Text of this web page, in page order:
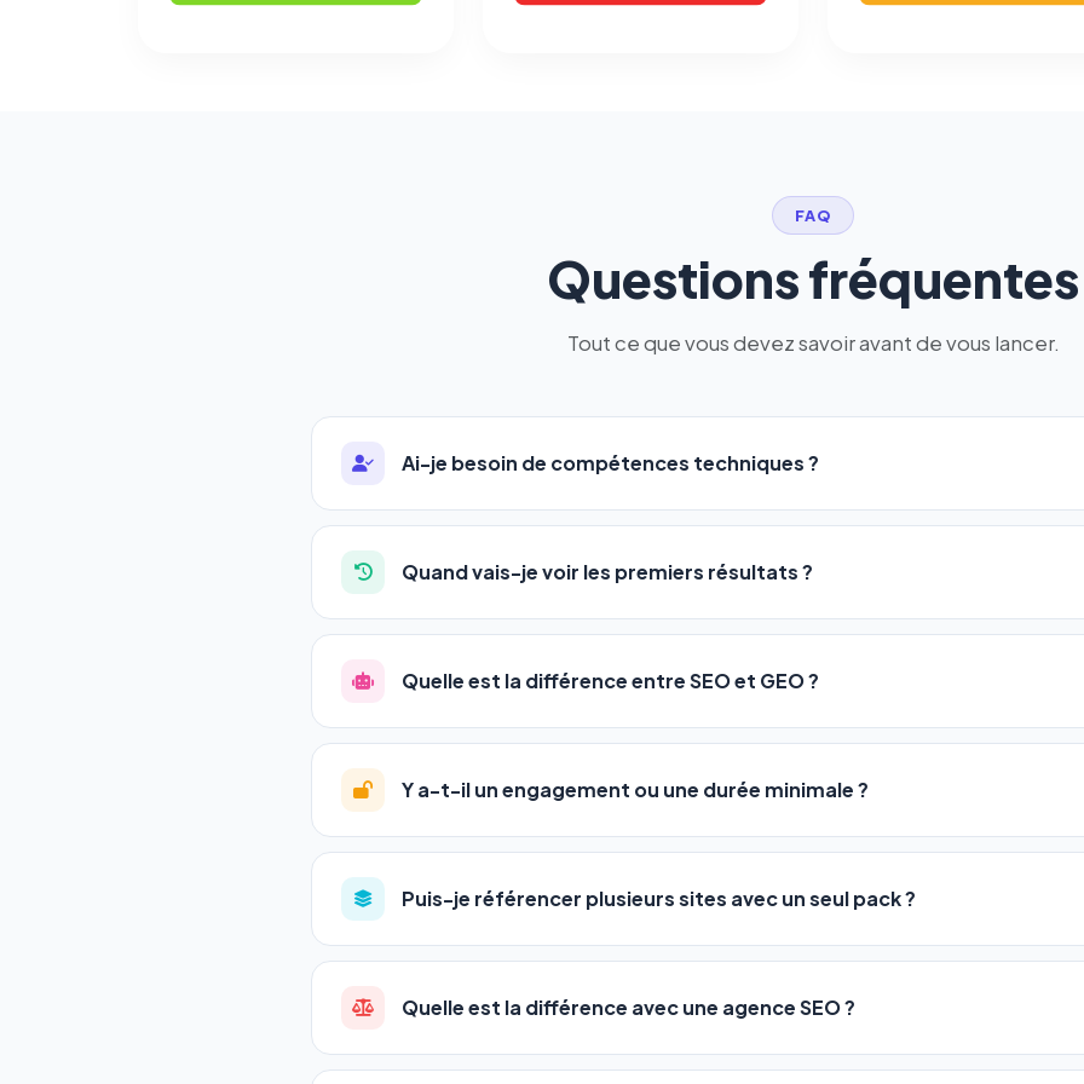
FAQ
Questions fréquentes
Tout ce que vous devez savoir avant de vous lancer.
Ai-je besoin de compétences techniques ?
Absolument pas. Notre logiciel a été conçu pour être accessible àtous les profils:
auto-entrepreneurs, PME ou agences. Pas de code, pas de configuration complexe —
l'adresse de votre site, décrivez votre activité, et le logiciel gère tout en automatique
Quand vais-je voir les premiers résultats ?
La plupart de nos utilisateurs observent une amélioration de leur positionnement en4
progression
votre tableau de bord.
Quelle est la différence entre SEO et GEO ?
LeSEO(Search Engine Optimization) vous positionne sur les moteurs classiques :
GEO(Generative Engine Optimization) va plus loin : il fait en sorte que les IA
Gemini et Perplexity
vous citent comme référence dans leurs réponses. Notre
deux simultanément et automatiquement.
Y a-t-il un engagement ou une durée minimale ?
Aucun engagement.Tous nos packs sont résiliables à tout moment, directement
en un clic, ou en nous contactant par téléphone (09 73 89 23 94) ou via le support en
pas de frais cachés. Votre liberté est totale.
Puis-je référencer plusieurs sites avec un seul pack ?
Oui ! Chaque pack couvre un nombre de sites différent :
Standard
•Pro→ jusqu'à 5 URLs
Quelle est la différence avec une agence SEO ?
Une agence SEO facture en moyenne entre500 et 3 000€/mois, sans garantie de